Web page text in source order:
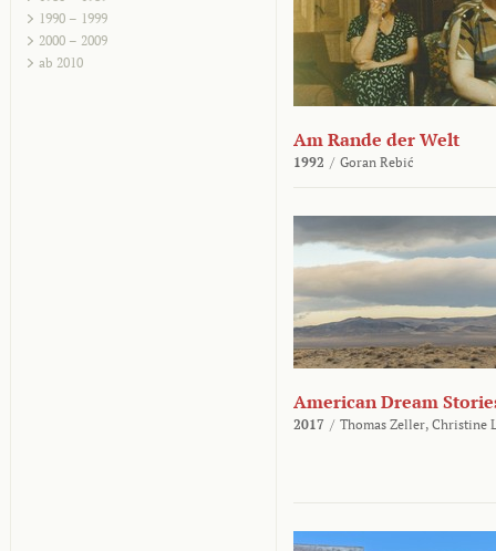
1990 – 1999
2000 – 2009
ab 2010
Am Rande der Welt
1992 / Goran Rebić
American Dream
2017 / Thomas Zeller, Christine